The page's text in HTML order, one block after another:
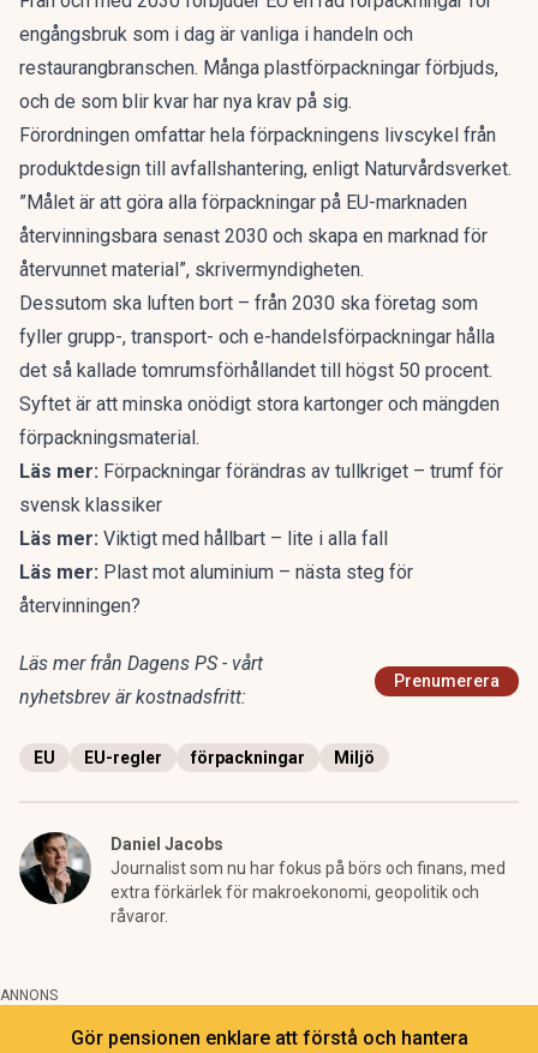
engångsbruk som i dag är vanliga i handeln och
restaurangbranschen. Många plastförpackningar förbjuds,
och de som blir kvar har nya krav på sig.
Förordningen omfattar hela förpackningens livscykel från
produktdesign till avfallshantering, enligt Naturvårdsverket.
”Målet är att göra alla förpackningar på EU-marknaden
återvinningsbara senast 2030 och skapa en marknad för
återvunnet material”, skrivermyndigheten.
Dessutom ska luften bort – från 2030 ska företag som
fyller grupp-, transport- och e-handelsförpackningar hålla
det så kallade tomrumsförhållandet till högst 50 procent.
Syftet är att minska onödigt stora kartonger och mängden
förpackningsmaterial.
Läs mer: Förpackningar förändras av tullkriget – trumf för
svensk klassiker
Läs mer: Viktigt med hållbart – lite i alla fall
Läs mer: Plast mot aluminium – nästa steg för
återvinningen?
Läs mer från Dagens PS - vårt
nyhetsbrev är kostnadsfritt:
Prenumerera
EU EU-regler förpackningar Miljö
Daniel Jacobs
Journalist som nu har fokus på börs och finans, med
extra förkärlek för makroekonomi, geopolitik och
råvaror.
ANNONS
Gör pensionen enklare att förstå och hantera